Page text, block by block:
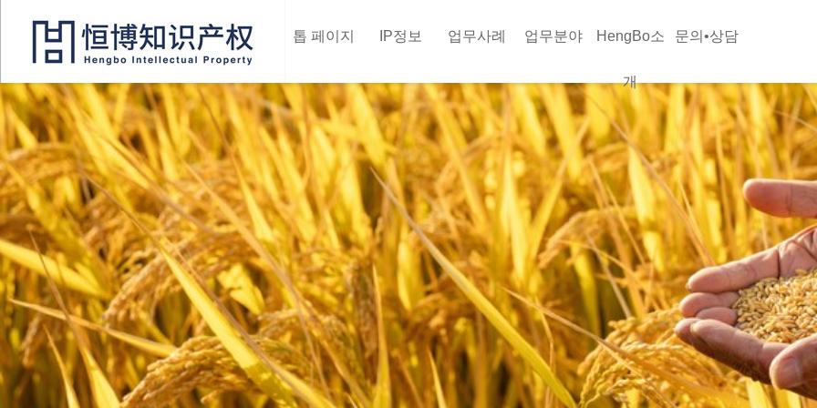
톱 페이지 IP정보 업무사례 업무분야 HengBo소
개
문의•상담